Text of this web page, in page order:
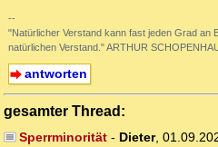
--
"Natürlicher Verstand kann fast jeden Grad an
natürlichen Verstand." ARTHUR
antworten
gesamter Thread:
Sperrminorität- Dieter,